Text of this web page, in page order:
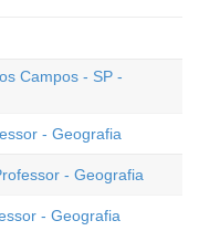
Campos - SP -
- Geografia
- Geografia
- Geografia